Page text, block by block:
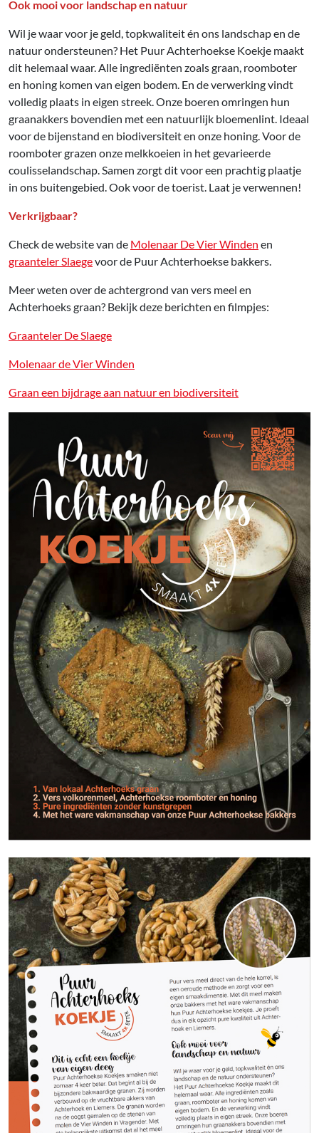
Ook mooi voor landschap en natuur
Wil je waar voor je geld, topkwaliteit én ons landschap en de
natuur ondersteunen? Het Puur Achterhoekse Koekje maakt
dit helemaal waar. Alle ingrediënten zoals graan, roomboter
en honing komen van eigen bodem. En de verwerking vindt
volledig plaats in eigen streek. Onze boeren omringen hun
graanakkers bovendien met een natuurlijk bloemenlint. Ideaal
voor de bijenstand en biodiversiteit en onze honing. Voor de
roomboter grazen onze melkkoeien in het gevarieerde
coulisselandschap. Samen zorgt dit voor een prachtig plaatje
in ons buitengebied. Ook voor de toerist. Laat je verwennen!
Verkrijgbaar?
Check de website van de Molenaar De Vier Winden en
graanteler Slaegevoor de Puur Achterhoekse bakkers.
Meer weten over de achtergrond van vers meel en
Achterhoeks graan? Bekijk deze berichten en filmpjes:
Graanteler De Slaege
Molenaar de Vier Winden
Graan een bijdrage aan natuur en biodiversiteit